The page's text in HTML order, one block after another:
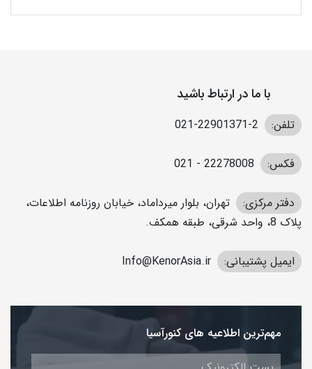
با ما در ارتباط باشید
تلفن: 2-22901371-021
فکس: 22278008 - 021
دفتر مرکزی:
تهران، بلوار میرداماد، خیابان روزنامه اطلاعات،
پلاک 8، واحد شرقی، طبقه همکف.
ایمیل پشتیبانی: Info@KenorAsia.ir
مهم‌ترین اطلاعیه های کنورآسیا